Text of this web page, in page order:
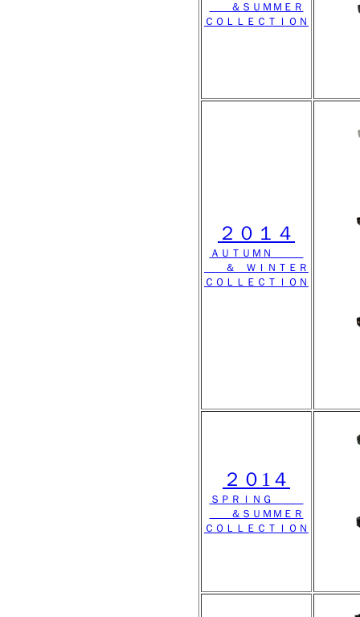
＆ＳＵＭＭＥＲ
ＣＯＬＬＥＣＴＩＯＮ
２０１４
ＡＵＴＵＭＮ
＆ ＷＩＮＴＥＲ
ＣＯＬＬＥＣＴＩＯＮ
２０1４
ＳＰＲＩＮＧ
＆ＳＵＭＭＥＲ
ＣＯＬＬＥＣＴＩＯＮ